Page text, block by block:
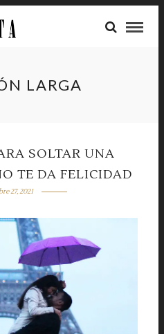
LARGA
SOLTAR UNA
TE DA FELICIDAD
27, 2021